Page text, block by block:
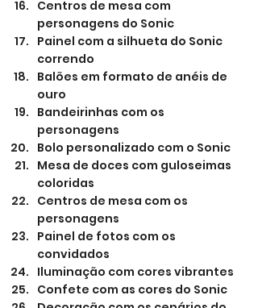
Centros de mesa com
personagens do Sonic
Painel com a silhueta do Sonic
correndo
Balões em formato de anéis de
ouro
Bandeirinhas com os
personagens
Bolo personalizado com o Sonic
Mesa de doces com guloseimas
coloridas
Centros de mesa com os
personagens
Painel de fotos com os
convidados
Iluminação com cores vibrantes
Confete com as cores do Sonic